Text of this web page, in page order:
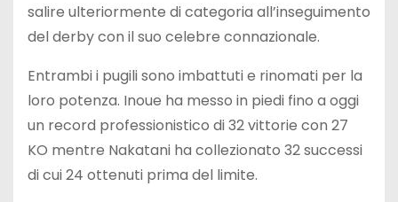
salire ulteriormente di categoria all’inseguimento
del derby con il suo celebre connazionale.
Entrambi i pugili sono imbattuti e rinomati per la
loro potenza. Inoue ha messo in piedi fino a oggi
un record professionistico di 32 vittorie con 27
KO mentre Nakatani ha collezionato 32 successi
di cui 24 ottenuti prima del limite.